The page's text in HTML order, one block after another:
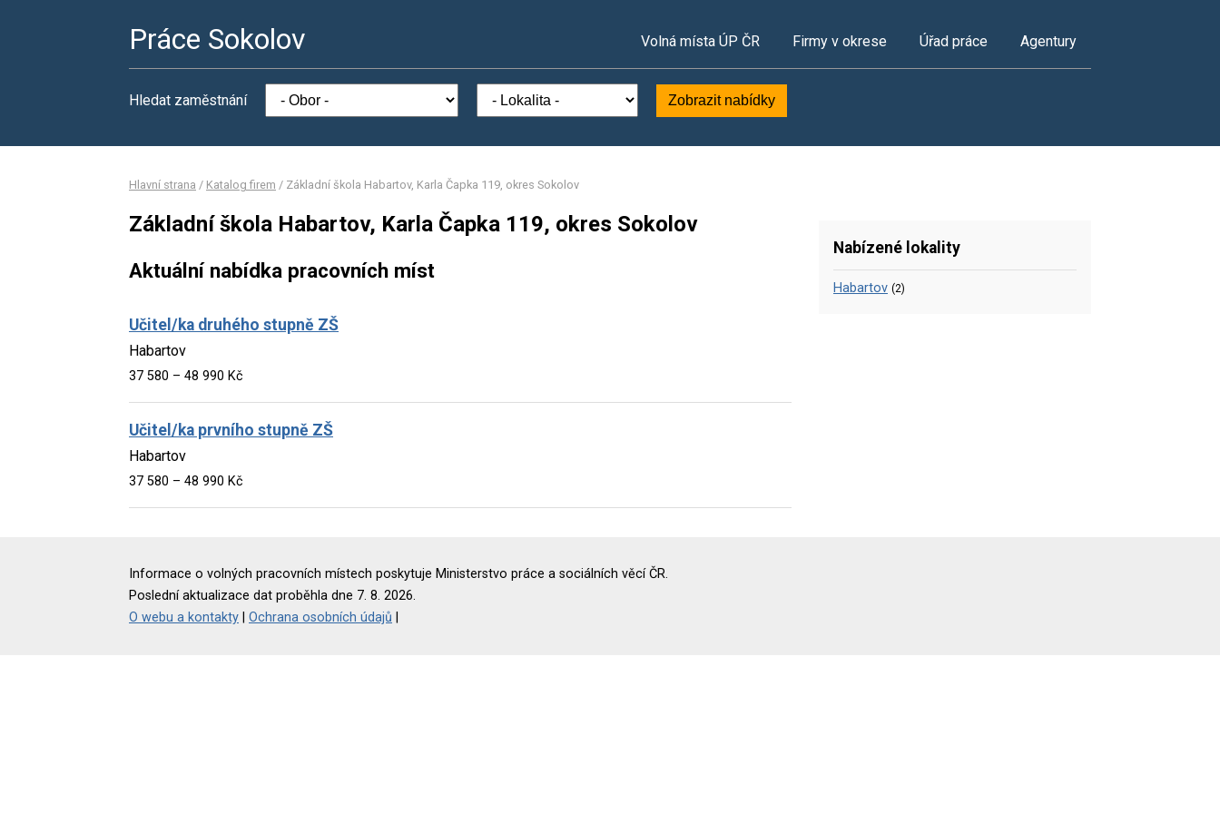
Práce Sokolov Volná místa ÚP ČR Firmy v okrese Úřad práce Agentury
Hledat zaměstnání Zobrazit nabídky
Hlavní strana / Katalog firem / Základní škola Habartov, Karla Čapka 119, okres Sokolov
Základní škola Habartov, Karla Čapka 119, okres Sokolov
Aktuální nabídka pracovních míst
Učitel/ka druhého stupně ZŠ
Habartov
37 580 – 48 990 Kč
Učitel/ka prvního stupně ZŠ
Habartov
37 580 – 48 990 Kč
Nabízené lokality
Habartov (2)
Informace o volných pracovních místech poskytuje Ministerstvo práce a sociálních věcí ČR.
Poslední aktualizace dat proběhla dne 7. 8. 2026.
O webu a kontakty
Ochrana osobních údajů